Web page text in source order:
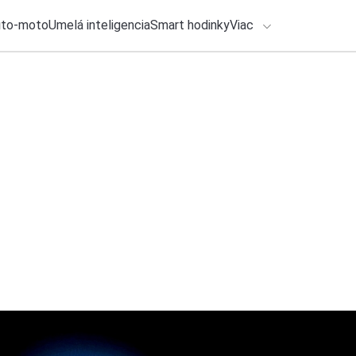
motoUmelá inteligenciaSmart hodinkyViac